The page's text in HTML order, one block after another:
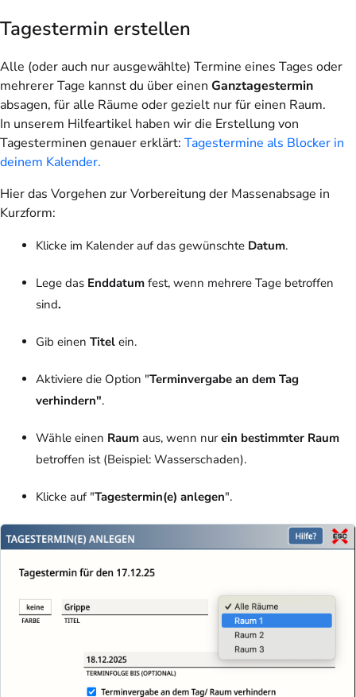
Tagestermin erstellen
Alle (oder auch nur ausgewählte) Termine eines Tages oder
mehrerer Tage kannst du über einen Ganztagestermin
absagen, für alle Räume oder gezielt nur für einen Raum.
In unserem Hilfeartikel haben wir die Erstellung von
Tagesterminen genauer erklärt: Tagestermine als Blocker in
deinem Kalender.
Hier das Vorgehen zur Vorbereitung der Massenabsage in
Kurzform:
Klicke im Kalender auf das gewünschte Datum.
Lege das Enddatum fest, wenn mehrere Tage betroffen
sind.
Gib einen Titel ein.
Aktiviere die Option "Terminvergabe an dem Tag
verhindern".
Wähle einen Raum aus, wenn nurein bestimmter Raum
betroffen ist (Beispiel: Wasserschaden).
Klicke auf "Tagestermin(e) anlegen".